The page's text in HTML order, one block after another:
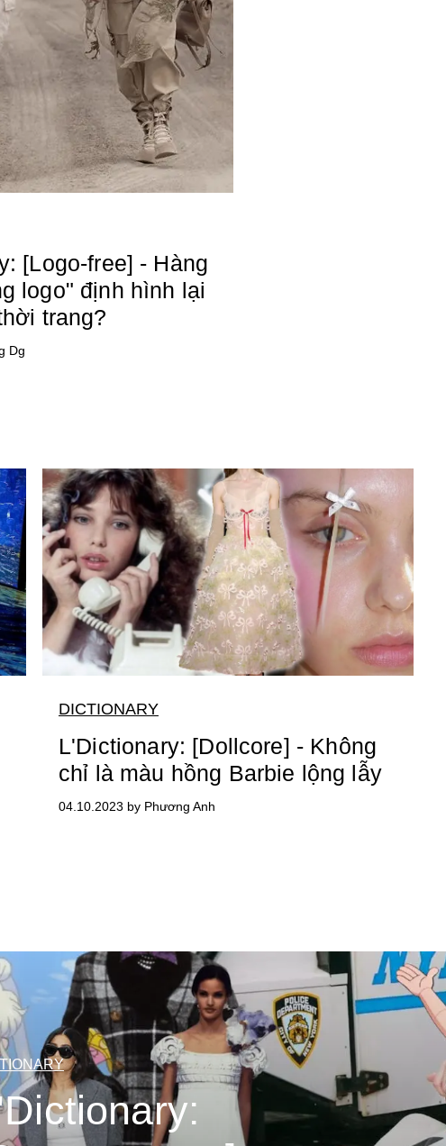
[Logo-free] - Hàng
logo" định hình lại
trang?
Dg
DICTIONARY
L'Dictionary: [Dollcore] - Không
chỉ là màu hồng Barbie lộng lẫy
04.10.2023 by Phương Anh